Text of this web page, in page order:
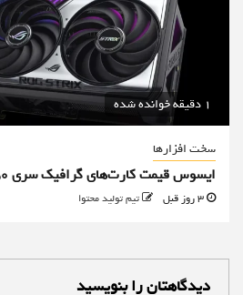
1 دقیقه خوانده شده
سخت افزارها
ایسوس قیمت کارت‌های گرافیک سری RTX 50 را افزایش داد
تیم تولید محتوا
دیدگاهتان را بنویسید